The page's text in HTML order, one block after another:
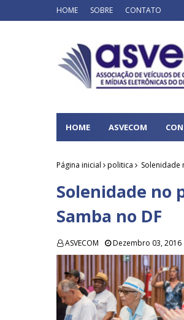
HOME SOBRE CONTATO
HOME ASVECOM
Página inicial politica Solenidade
Solenidade no
Samba no DF
ASVECOM Dezembro 03, 2016